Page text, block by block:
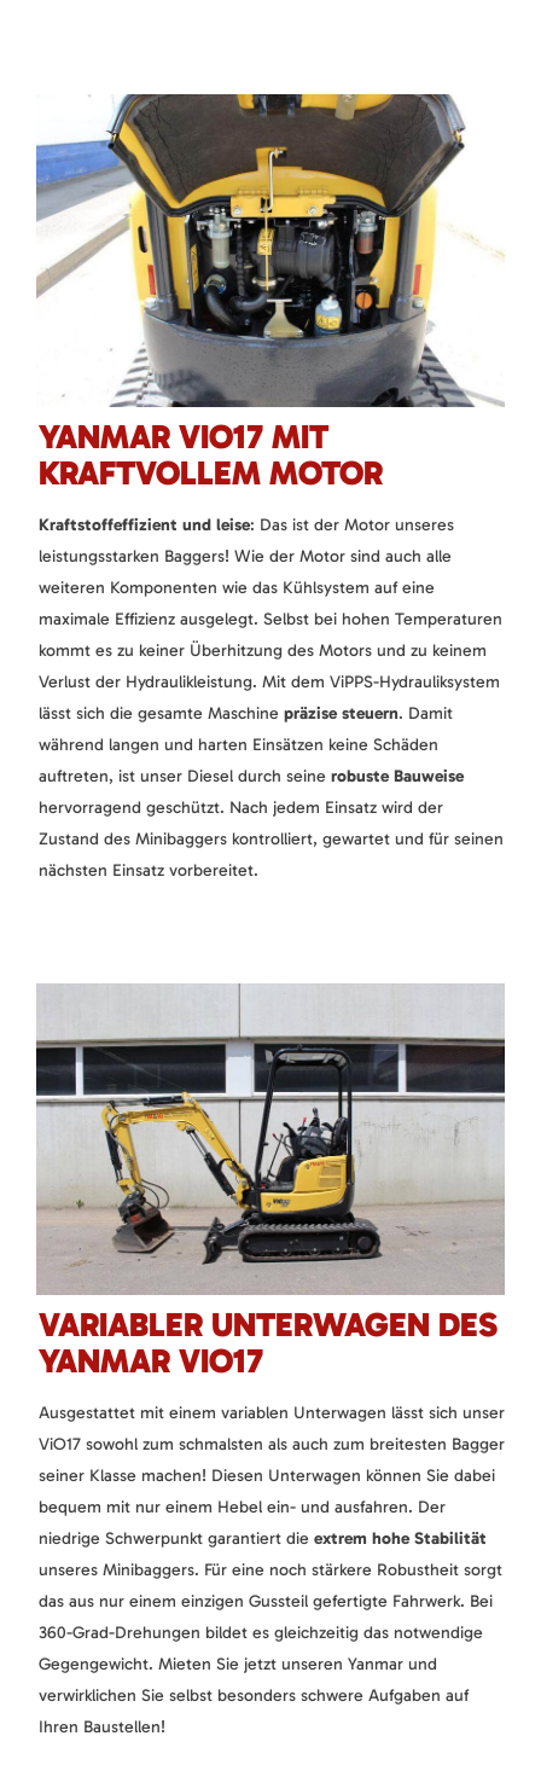
YANMAR VIO17 MIT
KRAFTVOLLEM MOTOR
Kraftstoffeffizient und leise: Das ist der Motor unseres
leistungsstarken Baggers! Wie der Motor sind auch alle
weiteren Komponenten wie das Kühlsystem auf eine
maximale Effizienz ausgelegt. Selbst bei hohen Temperaturen
kommt es zu keiner Überhitzung des Motors und zu keinem
Verlust der Hydraulikleistung. Mit dem ViPPS-Hydrauliksystem
lässt sich die gesamte Maschine präzise steuern. Damit
während langen und harten Einsätzen keine Schäden
auftreten, ist unser Diesel durch seine robuste Bauweise
hervorragend geschützt. Nach jedem Einsatz wird der
Zustand des Minibaggers kontrolliert, gewartet und für seinen
nächsten Einsatz vorbereitet.
VARIABLER UNTERWAGEN DES
YANMAR VIO17
Ausgestattet mit einem variablen Unterwagen lässt sich unser
ViO17 sowohl zum schmalsten als auch zum breitesten Bagger
seiner Klasse machen! Diesen Unterwagen können Sie dabei
bequem mit nur einem Hebel ein- und ausfahren. Der
niedrige Schwerpunkt garantiert die extrem hohe Stabilität
unseres Minibaggers. Für eine noch stärkere Robustheit sorgt
das aus nur einem einzigen Gussteil gefertigte Fahrwerk. Bei
360-Grad-Drehungen bildet es gleichzeitig das notwendige
Gegengewicht. Mieten Sie jetzt unseren Yanmar und
verwirklichen Sie selbst besonders schwere Aufgaben auf
Ihren Baustellen!